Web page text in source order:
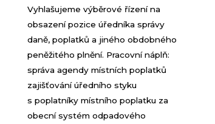
Vyhlašujeme výběrové řízení na
obsazení pozice úředníka správy
daně, poplatků a jiného obdobného
peněžitého plnění. Pracovní náplň:
správa agendy místních poplatků
zajišťování úředního styku
s poplatníky místního poplatku za
obecní systém odpadového